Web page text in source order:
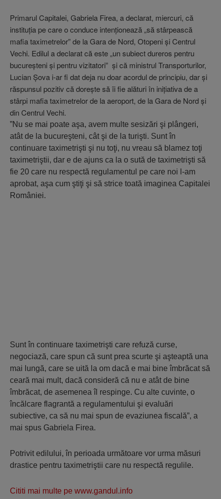
Primarul Capitalei, Gabriela Firea, a declarat, miercuri, că
instituţia pe care o conduce intenţionează „să stârpească
mafia taximetrelor” de la Gara de Nord, Otopeni şi Centrul
Vechi. Edilul a declarat că este „un subiect dureros pentru
bucureşteni şi pentru vizitatori” şi că ministrul Transporturilor,
Lucian Şova i-ar fi dat deja nu doar acordul de principiu, dar şi
răspunsul pozitiv că doreşte să îi fie alături în iniţiativa de a
stârpi mafia taximetrelor de la aeroport, de la Gara de Nord şi
din Centrul Vechi.
”Nu se mai poate aşa, avem multe sesizări şi plângeri,
atât de la bucureşteni, cât şi de la turişti. Sunt în
continuare taximetrişti şi nu toţi, nu vreau să blamez toţi
taximetriştii, dar e de ajuns ca la o sută de taximetrişti să
fie 20 care nu respectă regulamentul pe care noi l-am
aprobat, aşa cum ştiţi şi să strice toată imaginea Capitalei
României.
Sunt în continuare taximetrişti care refuză curse,
negociază, care spun că sunt prea scurte şi aşteaptă una
mai lungă, care se uită la om dacă e mai bine îmbrăcat să
ceară mai mult, dacă consideră că nu e atât de bine
îmbrăcat, de asemenea îl respinge. Cu alte cuvinte, o
încălcare flagrantă a regulamentului şi evaluări
subiective, ca să nu mai spun de evaziunea fiscală”, a
mai spus Gabriela Firea.
Potrivit edilului, în perioada următoare vor urma măsuri
drastice pentru taximetriştii care nu respectă regulile.
Cititi mai multe pe www.gandul.info